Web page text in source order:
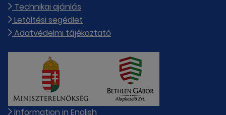
Technikai ajánlás
Letöltési segédlet
Adatvédelmi tájékoztató
Information in English